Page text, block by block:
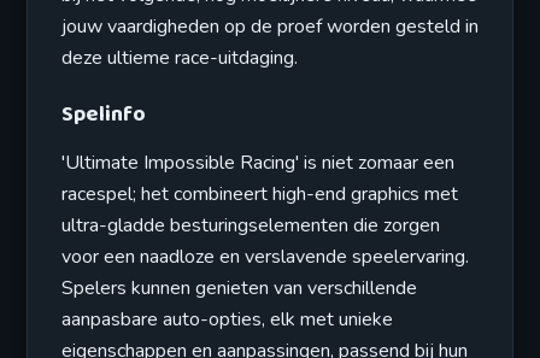
jouw vaardigheden op de proef worden gesteld in
deze ultieme race-uitdaging.
Spelinfo
'Ultimate Impossible Racing' is niet zomaar een
racespel; het combineert high-end graphics met
ultra-gladde besturingselementen die zorgen
voor een naadloze en verslavende speelervaring.
Spelers kunnen genieten van verschillende
aanpasbare auto-opties, elk met unieke
eigenschappen en aanpassingen, passend bij hun